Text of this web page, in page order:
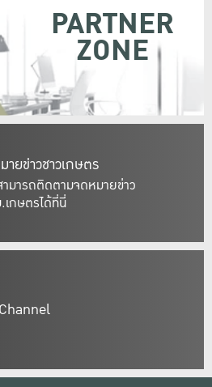
ยข่าวชาวเกษตร
มารถติดตามจดหมายข่าว
เกษตรได้ที่นี่
PARTNER
ZONE